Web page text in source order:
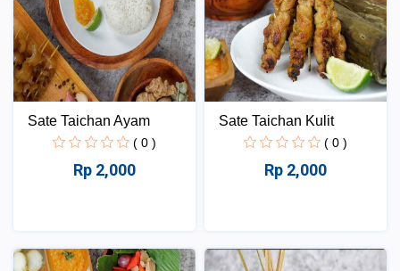
Sate Taichan Ayam
( 0 )
Rp 2,000
Sate Taichan Kulit
( 0 )
Rp 2,000